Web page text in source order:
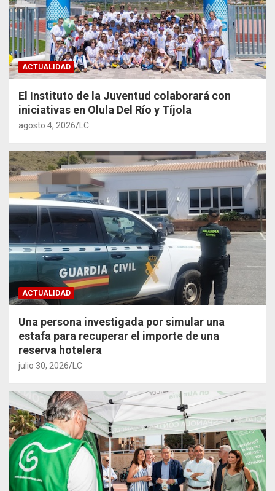
ACTUALIDAD
El Instituto de la Juventud colaborará con
iniciativas en Olula Del Río y Tíjola
agosto 4, 2026 LC
ACTUALIDAD
Una persona investigada por simular una
estafa para recuperar el importe de una
reserva hotelera
julio 30, 2026 LC